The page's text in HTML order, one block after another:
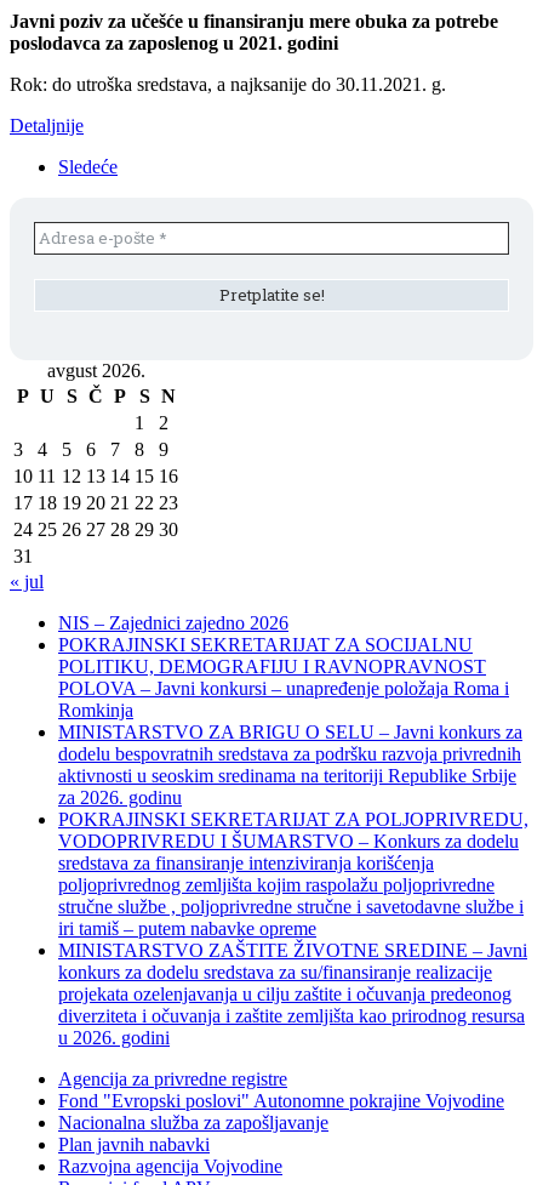
Javni poziv za učešće u finansiranju mere obuka za potrebe
poslodavca za zaposlenog u 2021. godini
Rok: do utroška sredstava, a najksanije do 30.11.2021. g.
Detaljnije
Sledeće
avgust 2026.
P U S Č P S N
1
2
3
4 5 6 7 8
9
10 11 12 13 14 15 16
17 18 19 20 21 22 23
24 25 26 27 28 29 30
31
« jul
NIS – Zajednici zajedno 2026
POKRAJINSKI SEKRETARIJAT ZA SOCIJALNU
POLITIKU, DEMOGRAFIJU I RAVNOPRAVNOST
POLOVA – Javni konkursi – unapređenje položaja Roma i
Romkinja
MINISTARSTVO ZA BRIGU O SELU – Javni konkurs za
dodelu bespovratnih sredstava za podršku razvoja privrednih
aktivnosti u seoskim sredinama na teritoriji Republike Srbije
za 2026. godinu
POKRAJINSKI SEKRETARIJAT ZA POLJOPRIVREDU,
VODOPRIVREDU I ŠUMARSTVO – Konkurs za dodelu
sredstava za finansiranje intenziviranja korišćenja
poljoprivrednog zemljišta kojim raspolažu poljoprivredne
stručne službe , poljoprivredne stručne i savetodavne službe i
iri tamiš ‒ putem nabavke opreme
MINISTARSTVO ZAŠTITE ŽIVOTNE SREDINE – Javni
konkurs za dodelu sredstava za su/finansiranje realizacije
projekata ozelenjavanja u cilju zaštite i očuvanja predeonog
diverziteta i očuvanja i zaštite zemljišta kao prirodnog resursa
u 2026. godini
Agencija za privredne registre
Fond "Evropski poslovi" Autonomne pokrajine Vojvodine
Nacionalna služba za zapošljavanje
Plan javnih nabavki
Razvojna agencija Vojvodine